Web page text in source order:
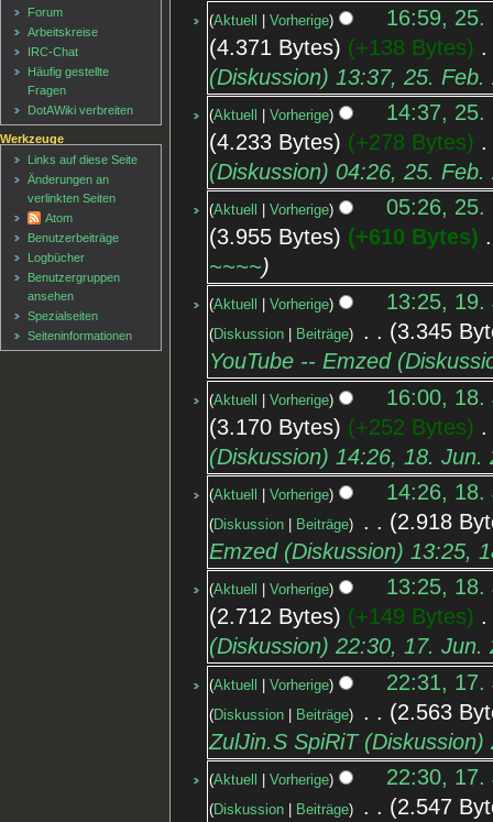
Aktuell Vorherige
16:59, 25.
4.371 Bytes
+138 Bytes
(Diskussion) 13:37, 25. Feb.
Aktuell Vorherige
14:37, 25.
4.233 Bytes
+278 Bytes
(Diskussion) 04:26, 25. Feb.
Aktuell Vorherige
05:26, 25.
3.955 Bytes
+610 Bytes
~~~~
Aktuell Vorherige 13:25, 19.
Diskussion Beiträge
3.345
YouTube -- Emzed
Aktuell Vorherige
16:00, 18.
3.170 Bytes
+252 Bytes
(Diskussion) 14:26, 18. Jun.
Aktuell Vorherige 14:26, 18.
Diskussion Beiträge
2.918
Emzed (Diskussion) 13:25,
Aktuell Vorherige
13:25, 18.
2.712 Bytes
+149 Bytes
(Diskussion) 22:30, 17. Jun.
Aktuell Vorherige 22:31, 17.
Diskussion Beiträge
2.563
ZulJin.S SpiRiT
Aktuell Vorherige 22:30, 17.
Diskussion Beiträge
2.547
Forum
Arbeitskreise
IRC-Chat
Häufig gestellte
Fragen
DotAWiki verbreiten
Werkzeuge
Links auf diese Seite
Änderungen an
verlinkten Seiten
Atom
Benutzerbeiträge
Logbücher
Benutzergruppen
ansehen
Spezialseiten
Seiten­informationen